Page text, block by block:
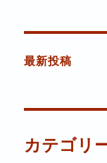
最新投稿
カテゴリ